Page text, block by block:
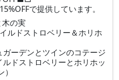
で提供しています。
の実
ルドストロベリー＆ホリホ
ーデンとツインのコテージ
ドストロベリーとホリホッ